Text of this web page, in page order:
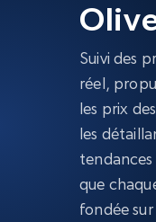
Suivi des
réel,
les prix
les
que
fondée